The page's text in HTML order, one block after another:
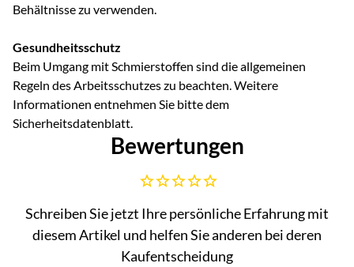
Behältnisse zu verwenden.
Gesundheitsschutz
Beim Umgang mit Schmierstoffen sind die allgemeinen
Regeln des Arbeitsschutzes zu beachten. Weitere
Informationen entnehmen Sie bitte dem
Sicherheitsdatenblatt.
Bewertungen
Noch keine Bewertungen abgegeben
Schreiben Sie jetzt Ihre persönliche Erfahrung mit
diesem Artikel und helfen Sie anderen bei deren
Kaufentscheidung